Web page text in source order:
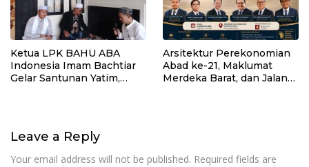
Ketua LPK BAHU ABA
Indonesia Imam Bachtiar
Gelar Santunan Yatim,
Arsitektur Perekonomian
Abad ke-21, Maklumat
Merdeka Barat, dan Jalan
Leave a Reply
Your email address will not be published. Required fields are